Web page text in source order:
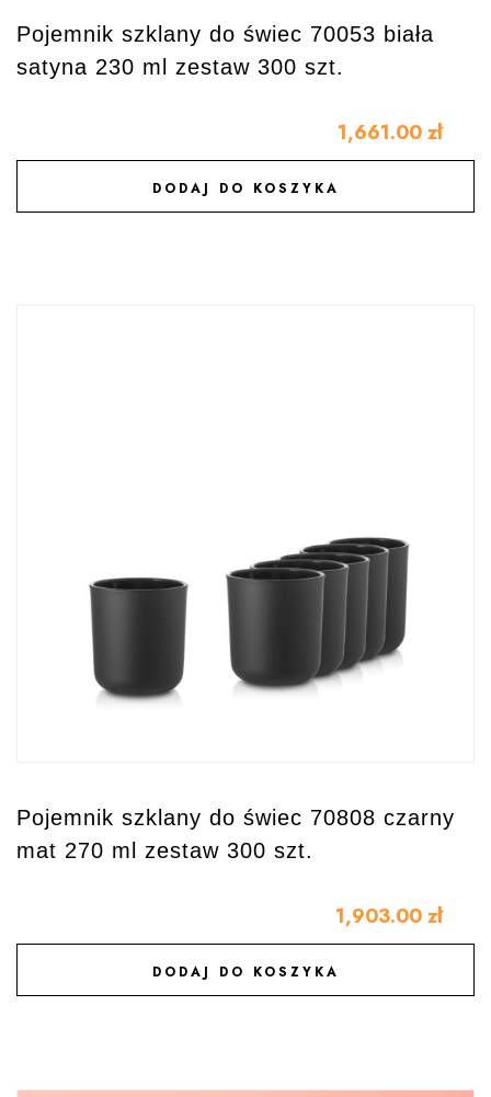
Pojemnik szklany do świec 70053 biała
satyna 230 ml zestaw 300 szt.
1,661.00 zł
DODAJ DO KOSZYKA
DODAJ DO ULUBIONYCH
Pojemnik szklany do świec 70808 czarny
mat 270 ml zestaw 300 szt.
1,903.00 zł
DODAJ DO KOSZYKA
DODAJ DO ULUBIONYCH